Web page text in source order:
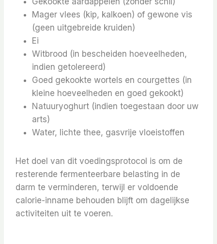
Mager vlees (kip, kalkoen) of gewone vis
(geen uitgebreide kruiden)
Ei
Witbrood (in bescheiden hoeveelheden,
indien getolereerd)
Goed gekookte wortels en courgettes (in
kleine hoeveelheden en goed gekookt)
Natuuryoghurt (indien toegestaan ​​door uw
arts)
Water, lichte thee, gasvrije vloeistoffen
Het doel van dit voedingsprotocol is om de
resterende fermenteerbare belasting in de
darm te verminderen, terwijl er voldoende
calorie-inname behouden blijft om dagelijkse
activiteiten uit te voeren.